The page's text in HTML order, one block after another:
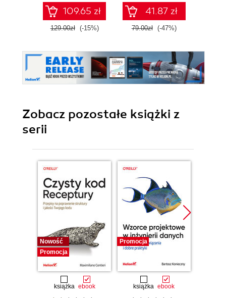
109.65 zł
129.00zł (-15%)
41.87 zł
79.00zł (-47%)
Zobacz pozostałe książki z
serii
Nowość
Promocja
książka ebook
Promocja
książka ebook